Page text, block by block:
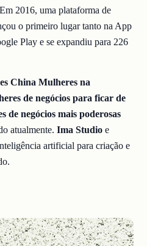
Em 2016, uma plataforma de
o primeiro lugar tanto na App
Play e se expandiu para 226
China Mulheres na
de negócios para ficar de
de negócios mais poderosas
atualmente.Ima Studio e
artificial para criação e